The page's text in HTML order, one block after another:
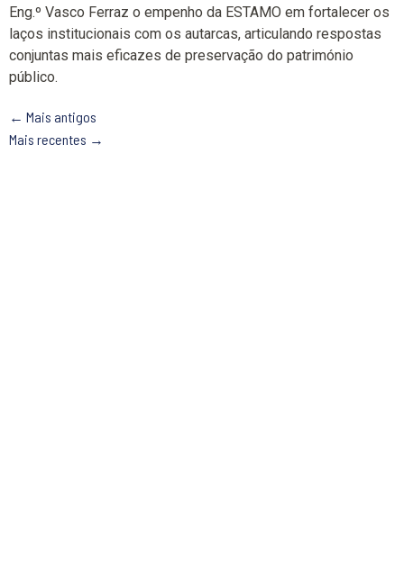
Eng.º Vasco Ferraz o empenho da ESTAMO em fortalecer os
laços institucionais com os autarcas, articulando respostas
conjuntas mais eficazes de preservação do património
público.
← Mais antigos
Mais recentes →